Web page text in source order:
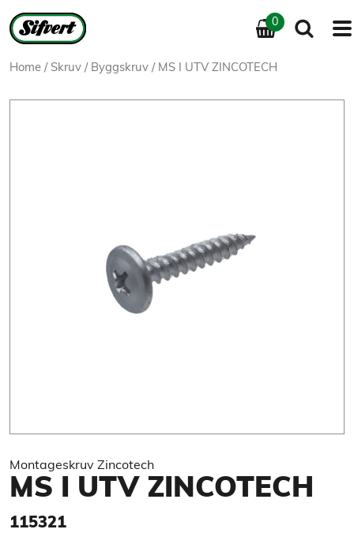
0
Home / Skruv / Byggskruv / MS I UTV ZINCOTECH
Montageskruv Zincotech
MS I UTV ZINCOTECH
115321